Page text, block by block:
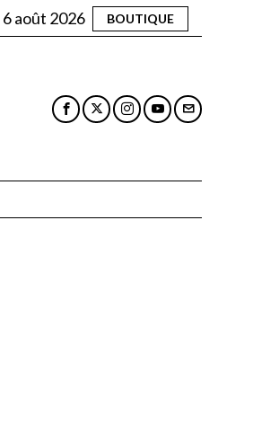
6 août 2026 BOUTIQUE